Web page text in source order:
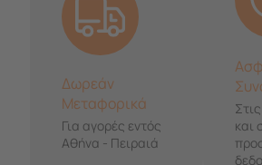
Δωρεάν
Μεταφορικά
Για αγορές εντός
Αθήνα - Πειραιά
και